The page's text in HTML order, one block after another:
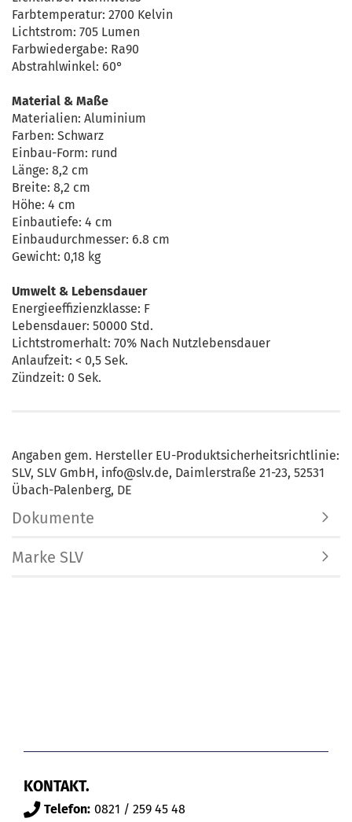
Farbtemperatur: 2700 Kelvin
Lichtstrom: 705 Lumen
Farbwiedergabe: Ra90
Abstrahlwinkel: 60°
Material & Maße
Materialien: Aluminium
Farben: Schwarz
Einbau-Form: rund
Länge: 8,2 cm
Breite: 8,2 cm
Höhe: 4 cm
Einbautiefe: 4 cm
Einbaudurchmesser: 6.8 cm
Gewicht: 0,18 kg
Umwelt & Lebensdauer
Energieeffizienzklasse: F
Lebensdauer: 50000 Std.
Lichtstromerhalt: 70% Nach Nutzlebensdauer
Anlaufzeit: < 0,5 Sek.
Zündzeit: 0 Sek.
Angaben gem. Hersteller EU-Produktsicherheitsrichtlinie:
SLV, SLV GmbH, info@slv.de, Daimlerstraße 21-23, 52531
Übach-Palenberg, DE
Dokumente
Marke SLV
KONTAKT.
Telefon: 0821 / 259 45 48